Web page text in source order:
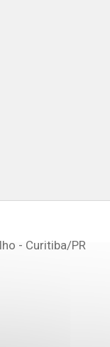
- Curitiba/PR